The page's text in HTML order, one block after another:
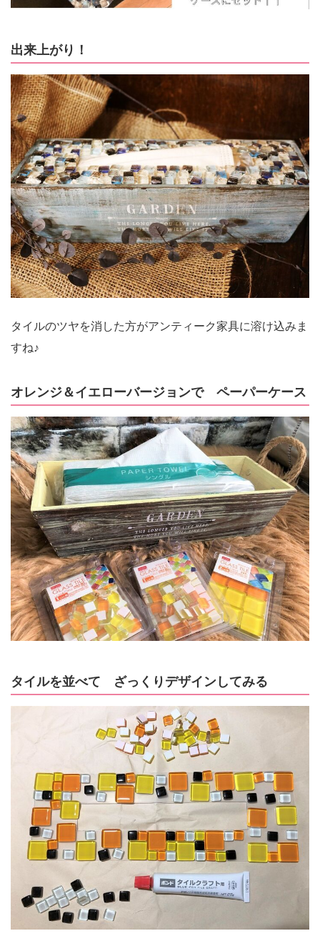
出来上がり！
タイルのツヤを消した方がアンティーク家具に溶け込みま
すね♪
オレンジ＆イエローバージョンで ペーパーケース
タイルを並べて ざっくりデザインしてみる